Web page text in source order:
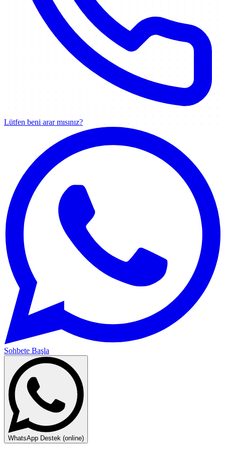
Lütfen beni arar mısınız?
Sohbete Başla
WhatsApp Destek (online)